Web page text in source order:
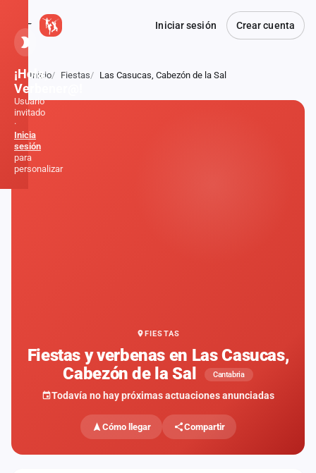
Iniciar sesión Crear cuenta
Atrás
Inicio Fiestas Las Casucas, Cabezón de la Sal
FIESTAS
Fiestas y verbenas en Las Casucas,
Cabezón de la Sal
Cantabria
Todavía no hay próximas actuaciones anunciadas
Cómo llegar Compartir
¡Hola,
Verbener@!
Usuario
invitado
·
Inicia
sesión
para
personalizar
fiestas
Componentes
Agencias